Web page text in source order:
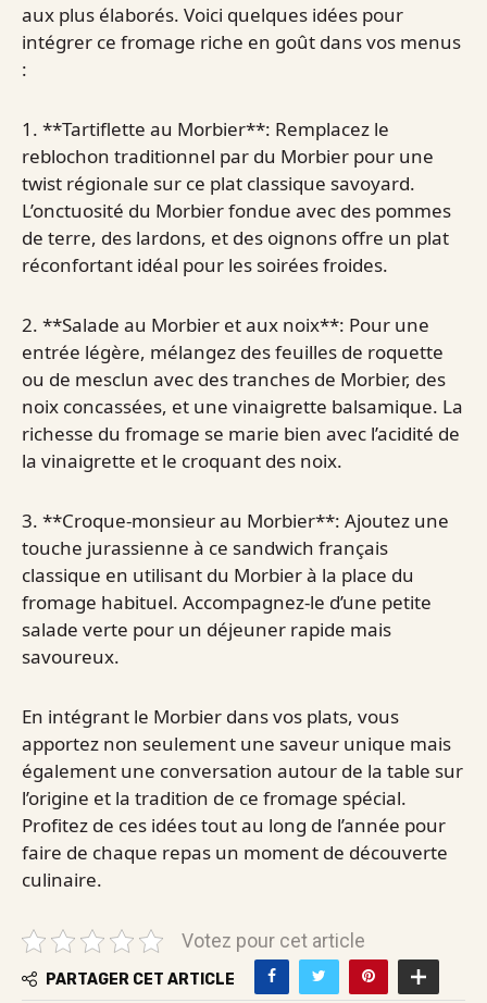
aux plus élaborés. Voici quelques idées pour
intégrer ce fromage riche en goût dans vos menus
:
1. **Tartiflette au Morbier**: Remplacez le
reblochon traditionnel par du Morbier pour une
twist régionale sur ce plat classique savoyard.
L’onctuosité du Morbier fondue avec des pommes
de terre, des lardons, et des oignons offre un plat
réconfortant idéal pour les soirées froides.
2. **Salade au Morbier et aux noix**: Pour une
entrée légère, mélangez des feuilles de roquette
ou de mesclun avec des tranches de Morbier, des
noix concassées, et une vinaigrette balsamique. La
richesse du fromage se marie bien avec l’acidité de
la vinaigrette et le croquant des noix.
3. **Croque-monsieur au Morbier**: Ajoutez une
touche jurassienne à ce sandwich français
classique en utilisant du Morbier à la place du
fromage habituel. Accompagnez-le d’une petite
salade verte pour un déjeuner rapide mais
savoureux.
En intégrant le Morbier dans vos plats, vous
apportez non seulement une saveur unique mais
également une conversation autour de la table sur
l’origine et la tradition de ce fromage spécial.
Profitez de ces idées tout au long de l’année pour
faire de chaque repas un moment de découverte
culinaire.
Votez pour cet article
PARTAGER CET ARTICLE